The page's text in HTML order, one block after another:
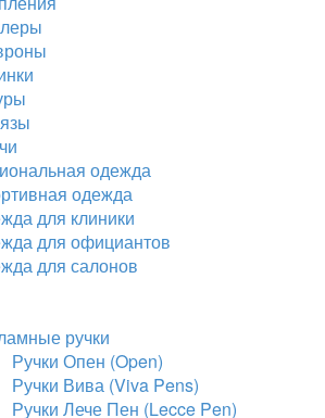
одежда
одежда
для клиники
для официантов
для салонов
ручки
Ручки Опен (Open)
Ручки Вива (Viva Pens)
Ручки Лече Пен (Lecce Pen)